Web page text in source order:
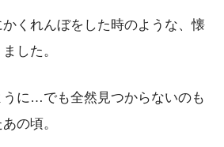
くれんぼをした時のような、懐
した。
に…でも全然見つからないのも
の頃。